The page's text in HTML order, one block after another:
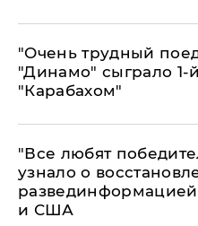
"Очень трудный
"Динамо" сыграло 1-
"Карабахом"
​"Все любят
узнало о
и США